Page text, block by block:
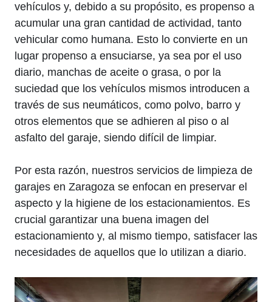
vehículos y, debido a su propósito, es propenso a
acumular una gran cantidad de actividad, tanto
vehicular como humana. Esto lo convierte en un
lugar propenso a ensuciarse, ya sea por el uso
diario, manchas de aceite o grasa, o por la
suciedad que los vehículos mismos introducen a
través de sus neumáticos, como polvo, barro y
otros elementos que se adhieren al piso o al
asfalto del garaje, siendo difícil de limpiar.
Por esta razón, nuestros servicios de limpieza de
garajes en Zaragoza se enfocan en preservar el
aspecto y la higiene de los estacionamientos. Es
crucial garantizar una buena imagen del
estacionamiento y, al mismo tiempo, satisfacer las
necesidades de aquellos que lo utilizan a diario.